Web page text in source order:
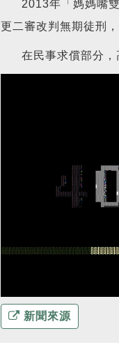
2013年「媽媽嘴雙
更二審改判無期徒刑
在民事求償部分，
新聞來源